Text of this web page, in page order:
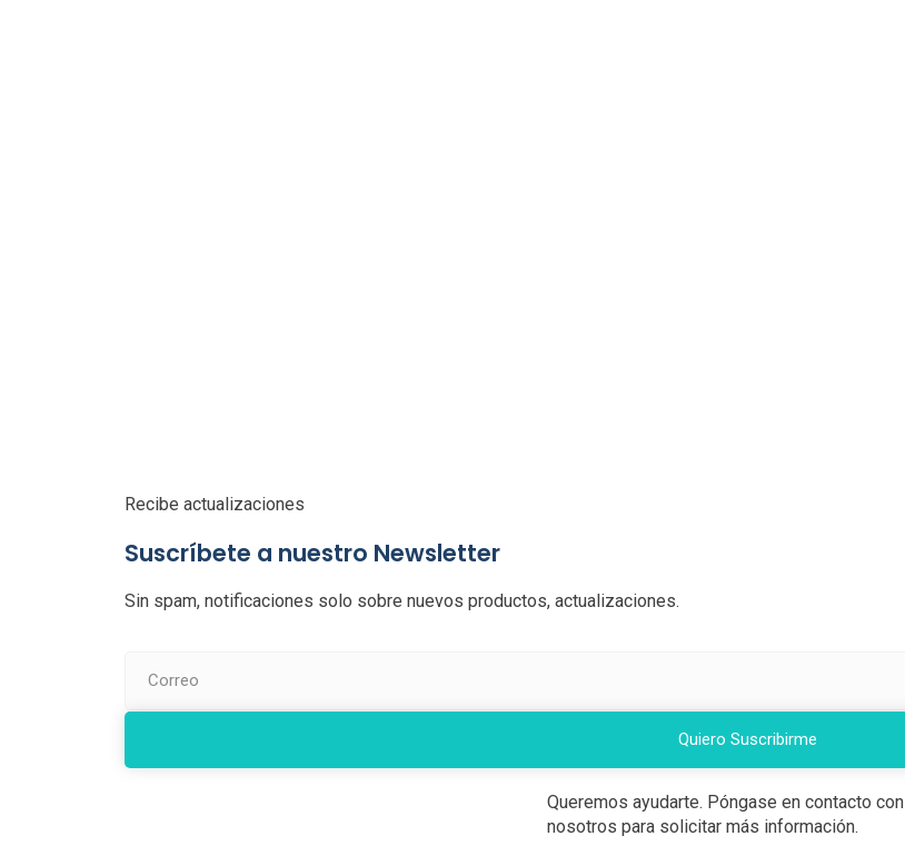
Recibe actualizaciones
Suscríbete a nuestro Newsletter
Sin spam, notificaciones solo sobre nuevos productos, actualizaciones.
Quiero Suscribirme
Queremos ayudarte. Póngase en contacto con
nosotros para solicitar más información.